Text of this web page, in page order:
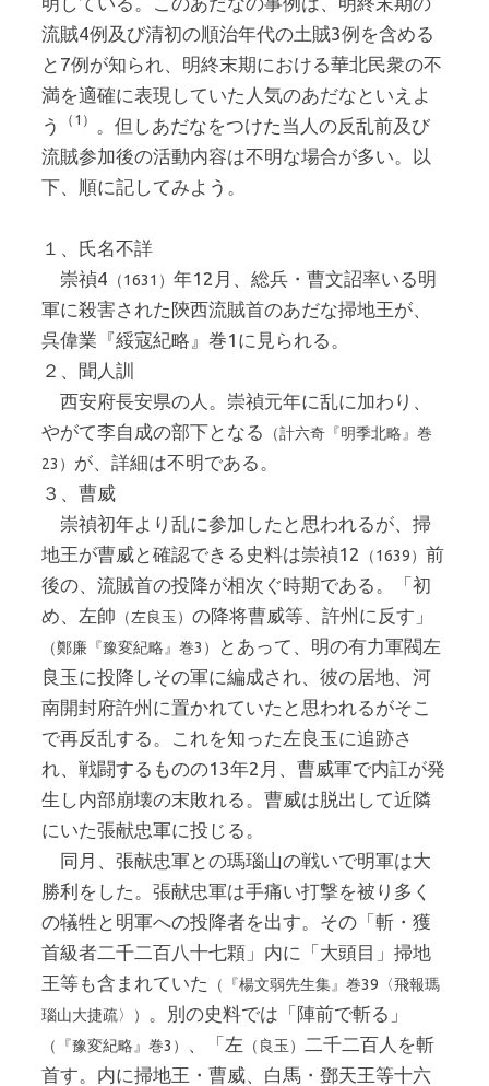
流賊4例及び清初の順治年代の土賊3例を含める
と7例が知られ、明終末期における華北民衆の不
満を適確に表現していた人気のあだなといえよ
う
（1）
。但しあだなをつけた当人の反乱前及び
流賊参加後の活動内容は不明な場合が多い。以
下、順に記してみよう。
１、氏名不詳
崇禎4 （1631） 年12月、総兵・曹文詔率いる明
軍に殺害された陝西流賊首のあだな掃地王が、
呉偉業『綏寇紀略』巻1に見られる。
２、聞人訓
西安府長安県の人。崇禎元年に乱に加わり、
やがて李自成の部下となる
（計六奇『明季北略』巻
23） が、詳細は不明である。
３、曹威
崇禎初年より乱に参加したと思われるが、掃
地王が曹威と確認できる史料は崇禎12
（1639） 前
後の、流賊首の投降が相次ぐ時期である。「初
め、左帥 （左良玉） の降将曹威等、許州に反す」
（鄭廉『豫変紀略』巻3）
とあって、明の有力軍閥左
良玉に投降しその軍に編成され、彼の居地、河
南開封府許州に置かれていたと思われるがそこ
で再反乱する。これを知った左良玉に追跡さ
れ、戦闘するものの13年2月、曹威軍で内訌が発
生し内部崩壊の末敗れる。曹威は脱出して近隣
にいた張献忠軍に投じる。
同月、張献忠軍との瑪瑙山の戦いで明軍は大
勝利をした。張献忠軍は手痛い打撃を被り多く
の犠牲と明軍への投降者を出す。その「斬・獲
首級者二千二百八十七顆」内に「大頭目」掃地
王等も含まれていた
（『楊文弱先生集』巻39〈飛報瑪
瑙山大捷疏〉）
。別の史料では「陣前で斬る」
（『豫変紀略』巻3） 、「左 （良玉）
二千二百人を斬
首す。内に掃地王・曹威、白馬・鄧天王等十六